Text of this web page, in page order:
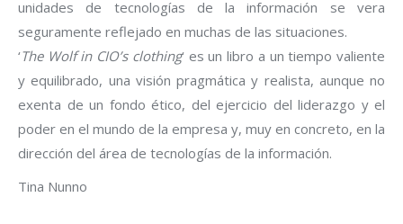
unidades de tecnologías de la información se vera
seguramente reflejado en muchas de las situaciones.
‘The Wolf in CIO’s clothing‘ es un libro a un tiempo valiente
y equilibrado, una visión pragmática y realista, aunque no
exenta de un fondo ético, del ejercicio del liderazgo y el
poder en el mundo de la empresa y, muy en concreto, en la
dirección del área de tecnologías de la información.
Tina Nunno